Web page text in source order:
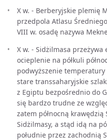
X w. - Berberyjskie plemię
przedpola Atlasu
VIII w. osadę nazywa
X w. - Sidżilmasa
ocieplenie na półkuli
podwyższenie temperatury
stare transsaharyjskie
z Egiptu bezpośrednio do
się bardzo trudne ze
zatem północną
Sidżilmasy, a stąd idą na
południe przez zachodnią